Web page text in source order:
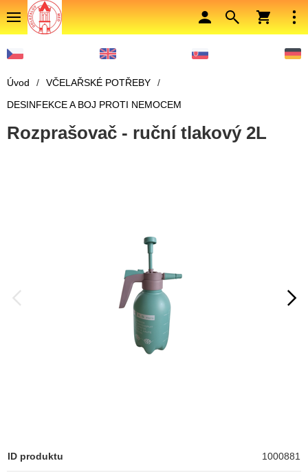
Úvod / VČELAŘSKÉ POTŘEBY
/
DESINFEKCE A BOJ PROTI NEMOCEM
Rozprašovač - ruční tlakový 2L
ID produktu 1000881